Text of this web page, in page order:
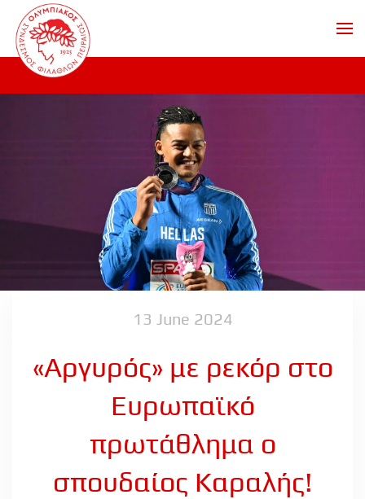
Skip to main content
13 June 2024
«Αργυρός» με ρεκόρ στο
Ευρωπαϊκό
πρωτάθλημα ο
σπουδαίος Καραλής!